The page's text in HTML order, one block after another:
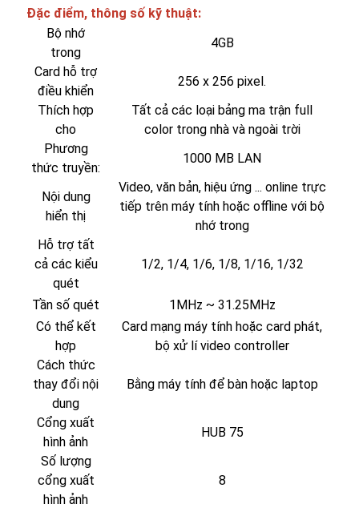
Đặc điểm, thông số kỹ thuật:
Bộ nhớ
trong
4GB
Card hỗ trợ
điều khiển
256 x 256 pixel.
Thích hợp
cho
Tất cả các loạibảng ma trận full
colortrong nhà và ngoài trời
Phương
thức truyền:
1000 MB LAN
Nội dung
hiển thị
Video, văn bản, hiệu ứng ... online trực
tiếp trên máy tính hoặc offline với bộ
nhớ trong
Hỗ trợ tất
cả các kiểu
quét
1/2, 1/4, 1/6, 1/8, 1/16, 1/32
Tần số quét
1MHz ~ 31.25MHz
Có thể kết
hợp
Card mạng máy tính hoặc card phát,
bộ xử lí video controller
Cách thức
thay đổi nội
dung
Bằng máy tính để bàn hoặc laptop
Cổng xuất
hình ảnh
HUB 75
Số lượng
cổng xuất
hình ảnh
8